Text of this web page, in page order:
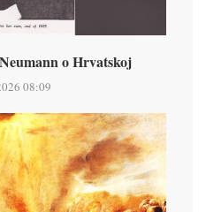
o Hrvatskoj
08:09